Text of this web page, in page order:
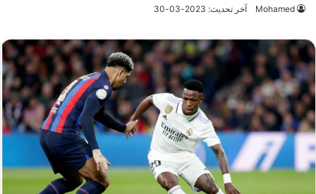
Mohamed آخر تحديث: 2023-03-30